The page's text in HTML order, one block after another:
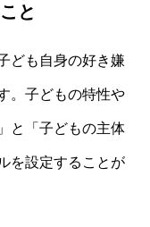
と
ども自身の好き嫌
。子どもの特性や
と「子どもの主体
を設定することが